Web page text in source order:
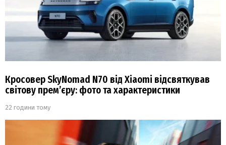
Кросовер SkyNomad N70 від Xiaomi відсвяткував
світову прем’єру: фото та характеристики
22 години тому